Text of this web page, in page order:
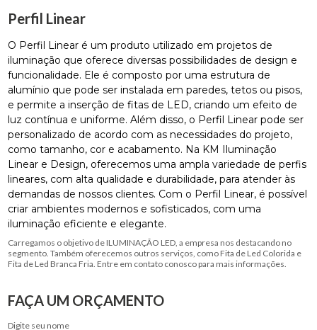
Perfil Linear
O Perfil Linear é um produto utilizado em projetos de
iluminação que oferece diversas possibilidades de design e
funcionalidade. Ele é composto por uma estrutura de
alumínio que pode ser instalada em paredes, tetos ou pisos,
e permite a inserção de fitas de LED, criando um efeito de
luz contínua e uniforme. Além disso, o Perfil Linear pode ser
personalizado de acordo com as necessidades do projeto,
como tamanho, cor e acabamento. Na KM Iluminação
Linear e Design, oferecemos uma ampla variedade de perfis
lineares, com alta qualidade e durabilidade, para atender às
demandas de nossos clientes. Com o Perfil Linear, é possível
criar ambientes modernos e sofisticados, com uma
iluminação eficiente e elegante.
Carregamos o objetivo de ILUMINAÇÃO LED, a empresa nos destacando no
segmento. Também oferecemos outros serviços, como Fita de Led Colorida e
Fita de Led Branca Fria. Entre em contato conosco para mais informações.
FAÇA UM ORÇAMENTO
Digite seu nome